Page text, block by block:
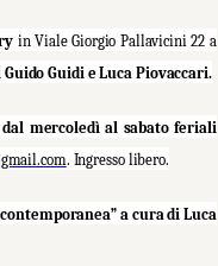
in Viale Giorgio Pallavicini 22 a
Guidi e Luca Piovaccari.
mercoledì al sabato feriali
. Ingresso libero.
a cura di Luca